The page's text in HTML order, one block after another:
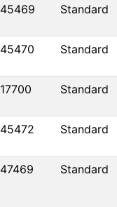
45469 Standard
45470 Standard
17700 Standard
45472 Standard
47469 Standard